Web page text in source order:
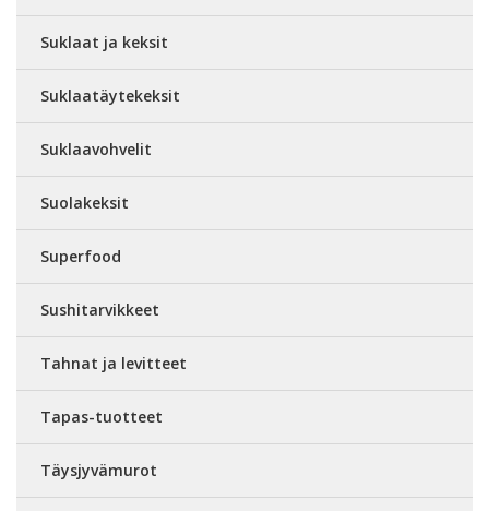
Suklaat ja keksit
Suklaatäytekeksit
Suklaavohvelit
Suolakeksit
Superfood
Sushitarvikkeet
Tahnat ja levitteet
Tapas-tuotteet
Täysjyvämurot